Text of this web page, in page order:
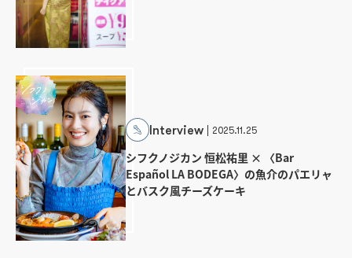
Interview 2025.11.25
シフクノジカン 恒松祐里 × 〈Bar
Español LA BODEGA〉の魚介のパエリャ
とバスク風チーズケーキ